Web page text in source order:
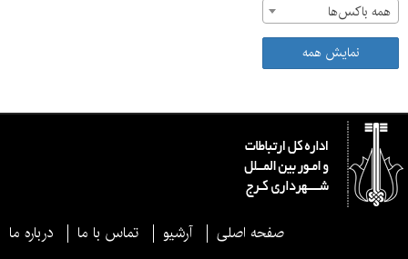
همه باکس‌ها
نمایش همه
صفحه اصلی آرشیو تماس با ما درباره ما